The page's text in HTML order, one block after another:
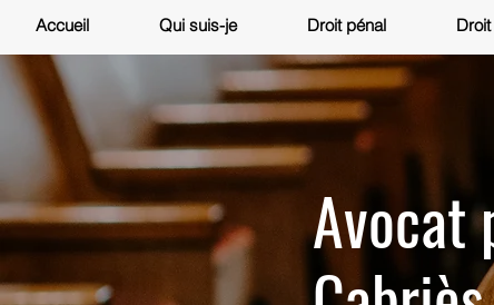
Accueil Qui suis-je Droit pénal
Avocat